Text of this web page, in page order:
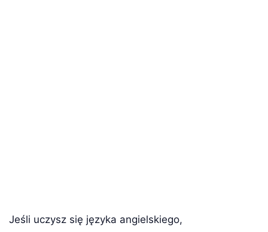
Jeśli uczysz się języka angielskiego,